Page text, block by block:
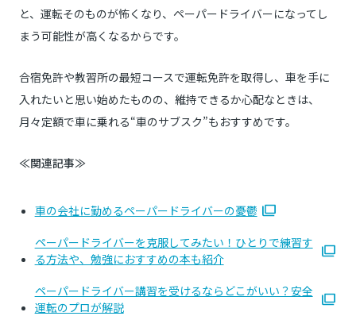
と、運転そのものが怖くなり、ペーパードライバーになってし
まう可能性が高くなるからです。
合宿免許や教習所の最短コースで運転免許を取得し、車を手に
入れたいと思い始めたものの、維持できるか心配なときは、
月々定額で車に乗れる“車のサブスク”もおすすめです。
≪関連記事≫
車の会社に勤めるペーパードライバーの憂鬱
ペーパードライバーを克服してみたい！ひとりで練習す
る方法や、勉強におすすめの本も紹介
ペーパードライバー講習を受けるならどこがいい？安全
運転のプロが解説